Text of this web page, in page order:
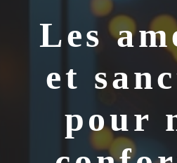
Les
et
pour